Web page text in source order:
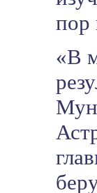
пор
«В